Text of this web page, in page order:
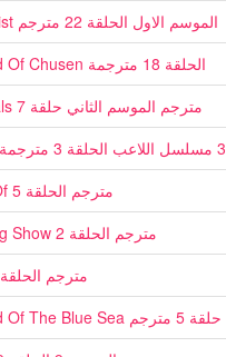
The Mentalist الموسم الاول الحلقة 22 مترجم
The Legend Of Chusen الحلقة 18 مترجمة
The Originals مترجم الموسم الثاني حلقة 7
The Night Of مترجم الحلقة 5
The Morning Show مترجم الحلقة 2
The Rain مترجم الحلقة 1
The Legend Of The Blue Sea حلقة 5 مترجم